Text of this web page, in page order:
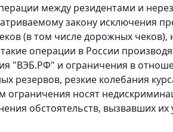
между резидентами и
закону исключения
(в том числе дорожных чеков),
операции в России
"ВЭБ.РФ" и ограничения в
резервов, резкие колебания
ограничения носят
обстоятельств, вызвавших их